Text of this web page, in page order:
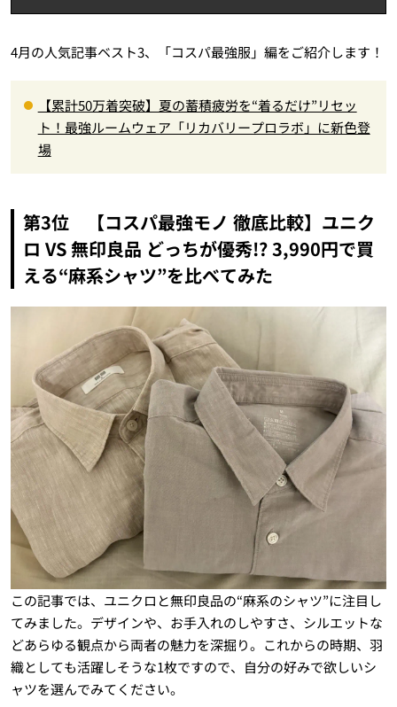
4月の人気記事ベスト3、「コスパ最強服」編をご紹介します！
【累計50万着突破】夏の蓄積疲労を“着るだけ”リセッ
ト！最強ルームウェア「リカバリープロラボ」に新色登
場
第3位 【コスパ最強モノ 徹底比較】ユニク
ロ VS 無印良品 どっちが優秀!? 3,990円で買
える“麻系シャツ”を比べてみた
この記事では、ユニクロと無印良品の“麻系のシャツ”に注目し
てみました。デザインや、お手入れのしやすさ、シルエットな
どあらゆる観点から両者の魅力を深掘り。これからの時期、羽
織としても活躍しそうな1枚ですので、自分の好みで欲しいシ
ャツを選んでみてください。